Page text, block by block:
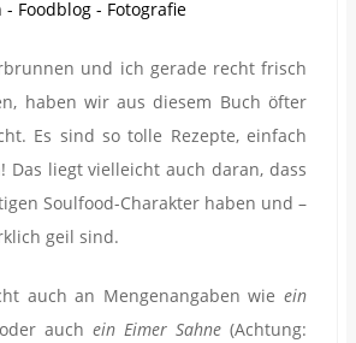
und ich gerade recht frisch
haben wir aus diesem Buch öfter
Es sind so tolle Rezepte, einfach
Das liegt vielleicht auch daran, dass
Soulfood-Charakter haben und –
geil sind.
auch an Mengenangaben wie ein
oder auch ein Eimer Sahne (Achtung: